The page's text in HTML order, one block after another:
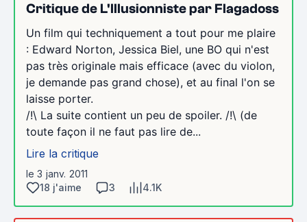
Critique de L'Illusionniste par Flagadoss
Un film qui techniquement a tout pour me plaire
: Edward Norton, Jessica Biel, une BO qui n'est
pas très originale mais efficace (avec du violon,
je demande pas grand chose), et au final l'on se
laisse porter.
/!\ La suite contient un peu de spoiler. /!\ (de
toute façon il ne faut pas lire de...
Lire la critique
le 3 janv. 2011
18 j'aime
3 4.1K